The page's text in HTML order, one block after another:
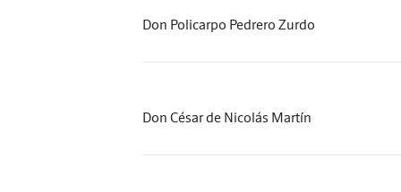
Don Policarpo Pedrero Zurdo
Don César de Nicolás Martín